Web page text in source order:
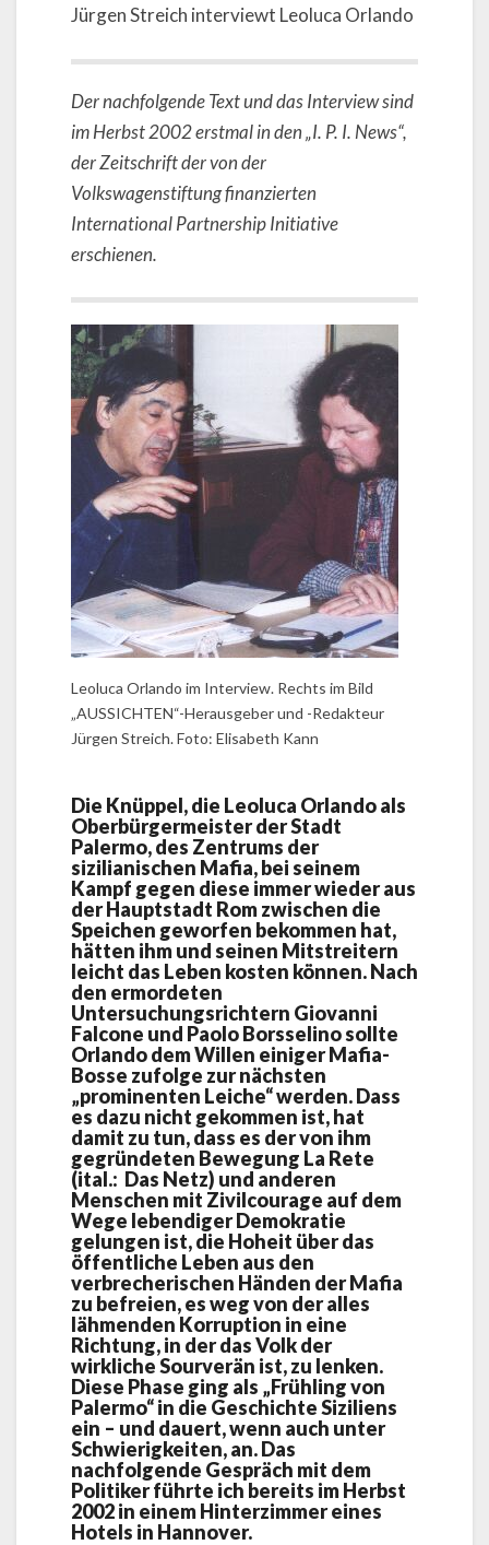
Jürgen Streich interviewt Leoluca Orlando
Der nachfolgende Text und das Interview sind
im Herbst 2002 erstmal in den „I. P. I. News“,
der Zeitschrift der von der
Volkswagenstiftung finanzierten
International Partnership Initiative
erschienen.
Leoluca Orlando im Interview. Rechts im Bild
„AUSSICHTEN“-Herausgeber und -Redakteur
Jürgen Streich. Foto: Elisabeth Kann
Die Knüppel, die Leoluca Orlando als
Oberbürgermeister der Stadt
Palermo, des Zentrums der
sizilianischen Mafia, bei seinem
Kampf gegen diese immer wieder aus
der Hauptstadt Rom zwischen die
Speichen geworfen bekommen hat,
hätten ihm und seinen Mitstreitern
leicht das Leben kosten können. Nach
den ermordeten
Untersuchungsrichtern Giovanni
Falcone und Paolo Borsselino sollte
Orlando dem Willen einiger Mafia-
Bosse zufolge zur nächsten
„prominenten Leiche“ werden. Dass
es dazu nicht gekommen ist, hat
damit zu tun, dass es der von ihm
gegründeten Bewegung La Rete
(ital.: Das Netz) und anderen
Menschen mit Zivilcourage auf dem
Wege lebendiger Demokratie
gelungen ist, die Hoheit über das
öffentliche Leben aus den
verbrecherischen Händen der Mafia
zu befreien, es weg von der alles
lähmenden Korruption in eine
Richtung, in der das Volk der
wirkliche Sourverän ist, zu lenken.
Diese Phase ging als „Frühling von
Palermo“ in die Geschichte Siziliens
ein – und dauert, wenn auch unter
Schwierigkeiten, an. Das
nachfolgende Gespräch mit dem
Politiker führte ich bereits im Herbst
2002 in einem Hinterzimmer eines
Hotels in Hannover.